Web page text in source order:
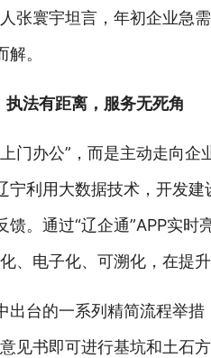
张寰宇坦言，年初企业急
。
执法有距离，服务无死角
门办公”，而是主动走向
宁利用大数据技术，开发
。通过“辽企通”APP实时
、电子化、可溯化，在提
出台的一系列精简流程举
见书即可进行基坑和土石